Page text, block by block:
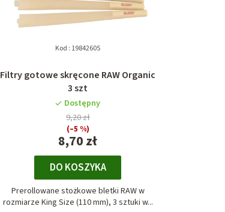
Filtry gotowe skręcone RAW Organic
3 szt
Dostępny
8,70 zł
9,20 zł
(–5 %)
DO KOSZYKA
Prerollowane stożkowe bletki RAW w
rozmiarze King Size (110 mm), 3 sztuki w...
Kod : 19842605